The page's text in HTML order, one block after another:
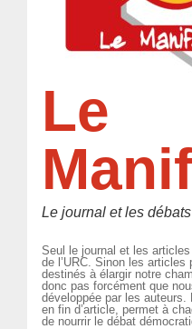
Le
Le journal et les débats
Seul le journal et les
de l’URC. Sinon les
destinés à élargir notre
donc pas forcément que
développée par les auteurs.
en fin d’article, permet à
de nourrir le débat